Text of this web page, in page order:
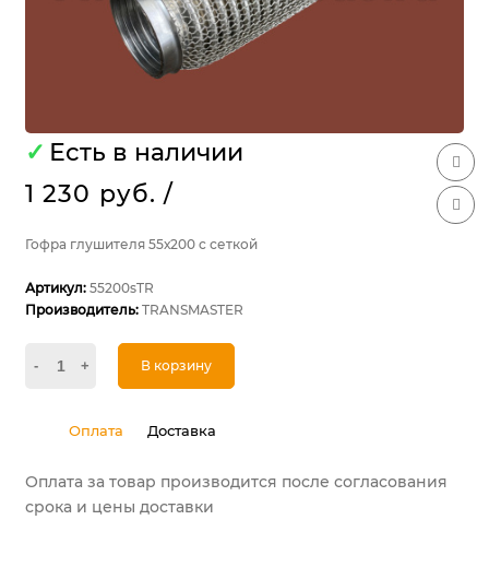
✓ Есть в наличии
1 230 руб. /
Гофра глушителя 55х200 c сеткой
Артикул: 55200sTR
Производитель: TRANSMASTER
- + В корзину
Оплата Доставка
Оплата за товар производится после согласования
срока и цены доставки